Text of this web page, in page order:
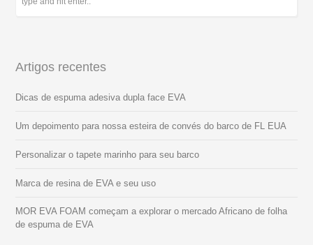
Artigos recentes
Dicas de espuma adesiva dupla face EVA
Um depoimento para nossa esteira de convés do barco de FL EUA
Personalizar o tapete marinho para seu barco
Marca de resina de EVA e seu uso
MOR EVA FOAM começam a explorar o mercado Africano de folha
de espuma de EVA